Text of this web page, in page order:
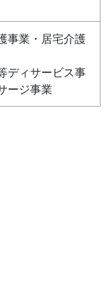
事業・居宅介護
ディサービス事
ージ事業